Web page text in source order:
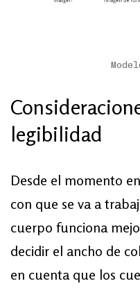
legibilidad
Desde el momento
con que se va a
cuerpo funciona
decidir el ancho de
en cuenta que los